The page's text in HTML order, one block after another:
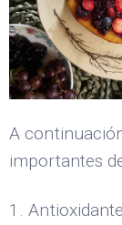
A
importantes
1.